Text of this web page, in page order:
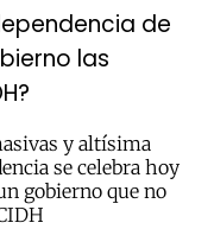
de
las
y altísima
se celebra hoy
gobierno que no